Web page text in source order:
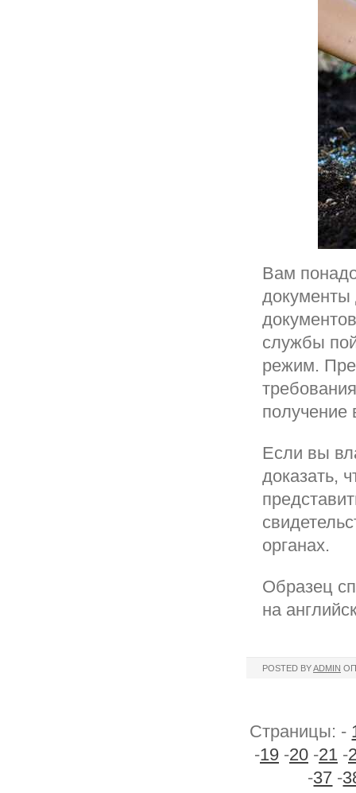
Вам
службы
режим.
получение
Если вы
доказать,
органах.
Образец
на
POSTED BYADMIN
Страницы: -
-19 -20 -21 -
-37 -